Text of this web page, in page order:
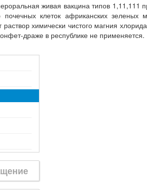
живая вакцина типов 1,11,111
почечных клеток африканских
раствор химически чистого магния
драже в республике не применяется.